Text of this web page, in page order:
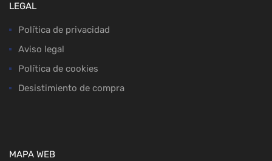
LEGAL
Política de privacidad
Aviso legal
Política de cookies
Desistimiento de compra
MAPA WEB